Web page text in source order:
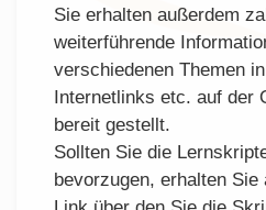
Sie erhalten außerdem
weiterführende
verschiedenen Themen
Internetlinks etc. auf der
bereit gestellt.
Sollten Sie die
bevorzugen, erhalten